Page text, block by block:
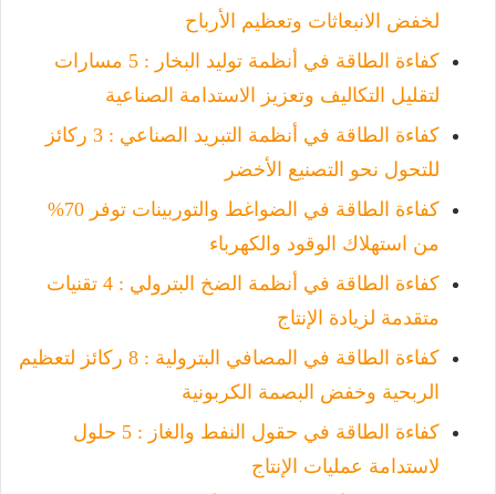
لخفض الانبعاثات وتعظيم الأرباح
كفاءة الطاقة في أنظمة توليد البخار : 5 مسارات
لتقليل التكاليف وتعزيز الاستدامة الصناعية
كفاءة الطاقة في أنظمة التبريد الصناعي : 3 ركائز
للتحول نحو التصنيع الأخضر
كفاءة الطاقة في الضواغط والتوربينات توفر 70%
من استهلاك الوقود والكهرباء
كفاءة الطاقة في أنظمة الضخ البترولي : 4 تقنيات
متقدمة لزيادة الإنتاج
كفاءة الطاقة في المصافي البترولية : 8 ركائز لتعظيم
الربحية وخفض البصمة الكربونية
كفاءة الطاقة في حقول النفط والغاز : 5 حلول
لاستدامة عمليات الإنتاج